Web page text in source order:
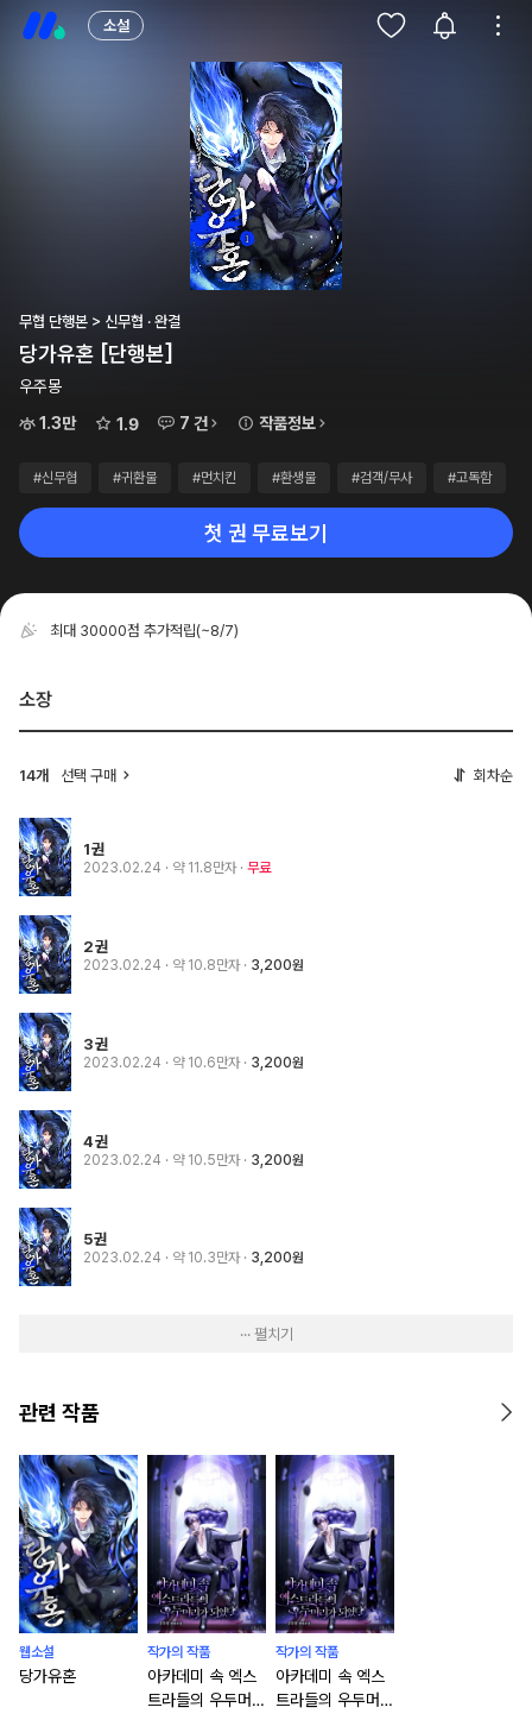
소설
무협 단행본 > 신무협 · 완결
당가유혼 [단행본]
우주몽
1.3만
1.9 7 건 작품정보
#신무협 #귀환물 #먼치킨 #환생물 #검객/무사 #고독함
첫 권 무료보기
최대 30000점 추가적립(~8/7)
소장
14개 선택 구매 회차순
1권
2023.02.24 · 약 11.8만자 무료
2권
2023.02.24 · 약 10.8만자 3,200원
3권
2023.02.24 · 약 10.6만자 3,200원
4권
2023.02.24 · 약 10.5만자 3,200원
5권
2023.02.24 · 약 10.3만자 3,200원
··· 펼치기
관련 작품
웹소설
당가유혼
작가의 작품
아카데미 속 엑스
트라들의 우두머리
작가의 작품
아카데미 속 엑스
트라들의 우두머리